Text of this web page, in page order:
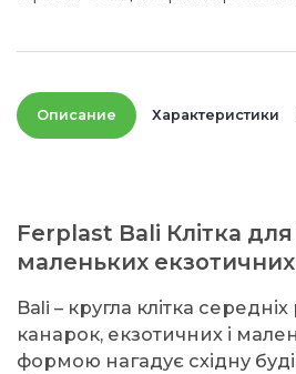
Описание Характеристики
Ferplast Bali Клітка
маленьких екзотичних
Bali – кругла клітка
канарок, екзотичних і
формою нагадує східну